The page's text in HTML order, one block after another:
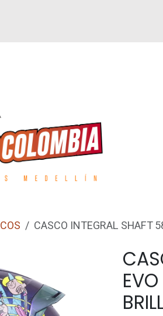
REPUESTOS
CASCO INTEGRAL SHAFT